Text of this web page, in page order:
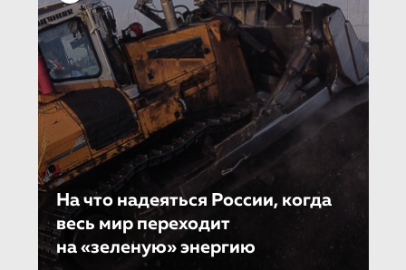
На что надеяться России, когда
весь мир переходит
на «зеленую» энергию